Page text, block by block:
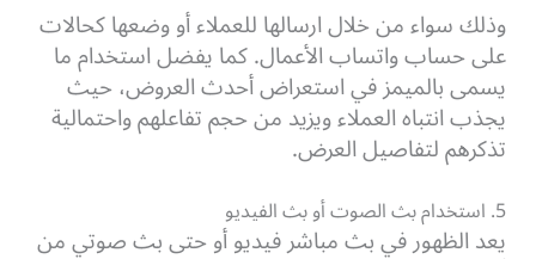
وذلك سواء من خلال ارسالها للعملاء أو وضعها كحالات
على حساب واتساب الأعمال. كما يفضل استخدام ما
يسمى بالميمز في استعراض أحدث العروض، حيث
يجذب انتباه العملاء ويزيد من حجم تفاعلهم واحتمالية
تذكرهم لتفاصيل العرض.
5. استخدام بث الصوت أو بث الفيديو
يعد الظهور في بث مباشر فيديو أو حتى بث صوتي من